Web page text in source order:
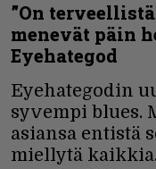
”On
menevät päin
Eyehategod
Eyehategodin
syvempi blues.
asiansa entistä
miellytä